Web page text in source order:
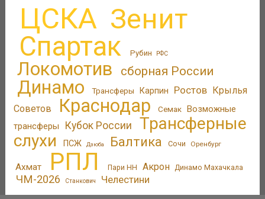
ЦСКА Зенит
Спартак Рубин РФС
Локомотив сборная России
Динамо Трансферы Карпин Ростов
Крылья
Советов
Краснодар Семак Возможные
трансферы
Кубок России
Трансферные
слухи
ПСЖ Дзюба Балтика Сочи Оренбург
Ахмат РПЛ Пари НН Акрон Динамо Махачкала
ЧМ-2026 Станкович Челестини